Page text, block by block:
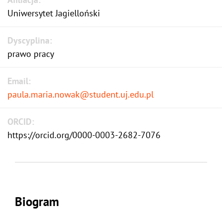
Uniwersytet Jagielloński
Dyscyplina:
prawo pracy
Email:
paula.maria.nowak@student.uj.edu.pl
ORCID:
https://orcid.org/0000-0003-2682-7076
Biogram